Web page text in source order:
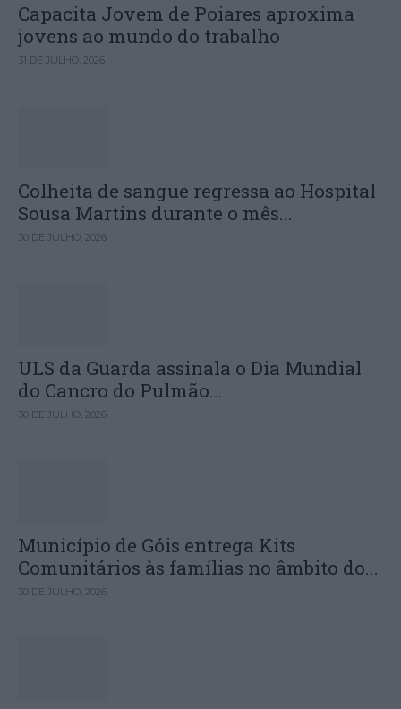
Capacita Jovem de Poiares aproxima
jovens ao mundo do trabalho
31 DE JULHO, 2026
Colheita de sangue regressa ao Hospital
Sousa Martins durante o mês...
30 DE JULHO, 2026
ULS da Guarda assinala o Dia Mundial
do Cancro do Pulmão...
30 DE JULHO, 2026
Município de Góis entrega Kits
Comunitários às famílias no âmbito do...
30 DE JULHO, 2026